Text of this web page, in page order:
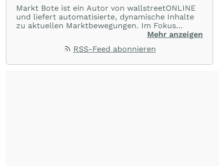
Markt Bote ist ein Autor von wallstreetONLINE
und liefert automatisierte, dynamische Inhalte
zu aktuellen Marktbewegungen. Im Fokus
stehen Tops und Flops, Branchentrends und
Rohstoffe oder Krypto – die Beiträge sind kurz,
Mehr anzeigen
RSS-Feed abonnieren